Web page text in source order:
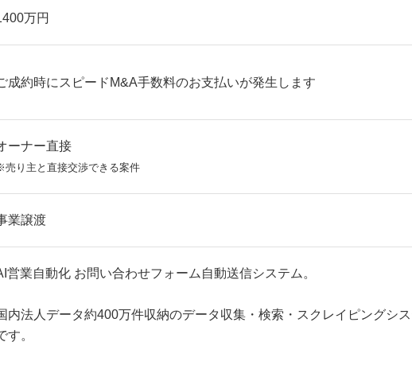
万円
成約時にスピードM&A手数料のお支払いが発生します
ーナー直接
り主と直接交渉できる案件
業譲渡
営業自動化 お問い合わせフォーム自動送信システム。
内法人データ約400万件収納のデータ収集・検索・スクレイピングシ
す。